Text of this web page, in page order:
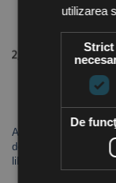
Aceste cifre pot varia
de aer, înălţimea şi
liber etc.
utilizarea
Strict
De